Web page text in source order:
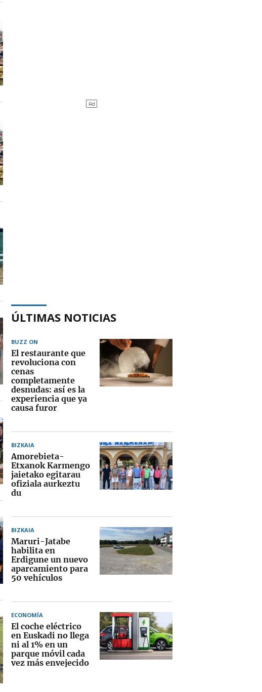
ÚLTIMAS NOTICIAS
BUZZ ON
El restaurante que
revoluciona con
cenas
completamente
desnudas: así es la
experiencia que ya
causa furor
BIZKAIA
Amorebieta-
Etxanok Karmengo
jaietako egitarau
ofiziala aurkeztu
du
BIZKAIA
Maruri-Jatabe
habilita en
Erdigune un nuevo
aparcamiento para
50 vehículos
ECONOMÍA
El coche eléctrico
en Euskadi no llega
ni al 1% en un
parque móvil cada
vez más envejecido